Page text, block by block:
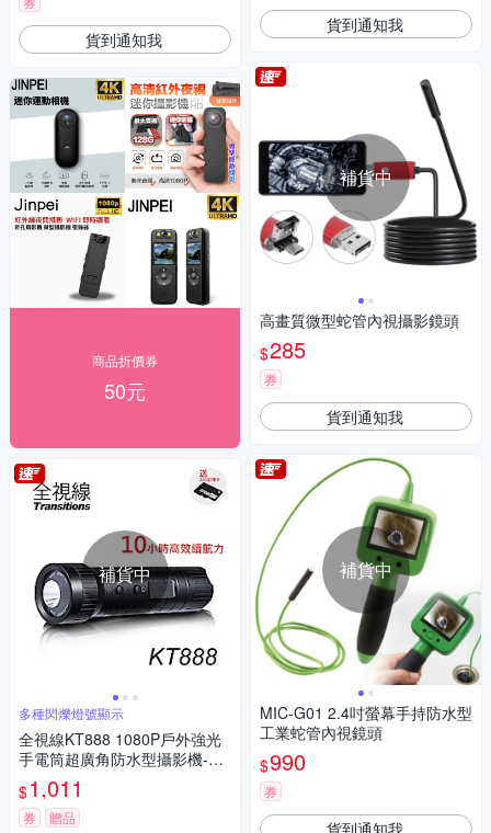
貨到通知我
商品折價券
50元
補貨中
多種閃爍燈號顯示
全視線KT888 1080P戶外強光
手電筒超廣角防水型攝影機-加
送記憶卡
$1,011
券 贈品
貨到通知我
補貨中
高畫質微型蛇管內視攝影鏡頭
$285
券
貨到通知我
補貨中
MIC-G01 2.4吋螢幕手持防水型
工業蛇管內視鏡頭
$990
券
貨到通知我